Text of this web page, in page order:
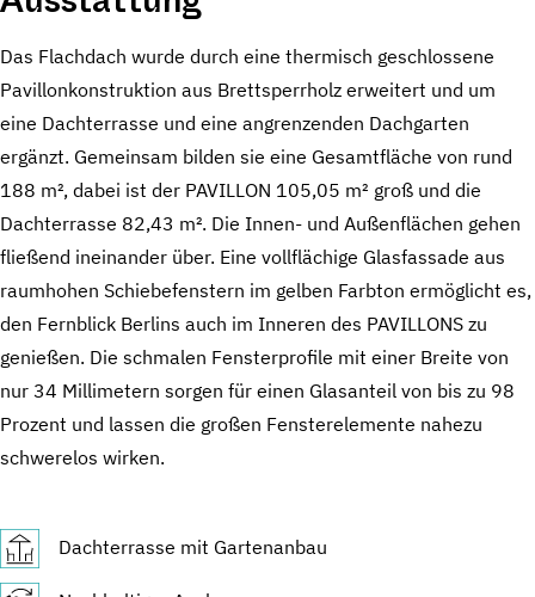
Das Flachdach wurde durch eine thermisch geschlossene
Pavillonkonstruktion aus Brettsperrholz erweitert und um
eine Dachterrasse und eine angrenzenden Dachgarten
ergänzt. Gemeinsam bilden sie eine Gesamtfläche von rund
188 m², dabei ist der PAVILLON 105,05 m² groß und die
Dachterrasse 82,43 m². Die Innen- und Außenflächen gehen
fließend ineinander über. Eine vollflächige Glasfassade aus
raumhohen Schiebefenstern im gelben Farbton ermöglicht es,
den Fernblick Berlins auch im Inneren des PAVILLONS zu
genießen. Die schmalen Fensterprofile mit einer Breite von
nur 34 Millimetern sorgen für einen Glasanteil von bis zu 98
Prozent und lassen die großen Fensterelemente nahezu
schwerelos wirken.
Dachterrasse mit Gartenanbau